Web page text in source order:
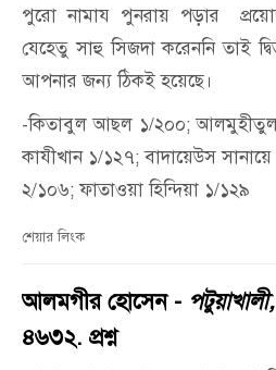
পুরো নামায পুনরায় পড়ার
যেহেতু সাহু সিজদা করেননি তাই
আপনার জন্য ঠিকই হয়েছে।
-কিতাবুল আছল ১/২০০; আলমুহীতুল
কাযীখান ১/১২৭; বাদায়েউস
২/১০৬; ফাতাওয়া হিন্দিয়া ১/১২৯
শেয়ার লিংক
আলমগীর হোসেন -
৪৬৩২. প্রশ্ন